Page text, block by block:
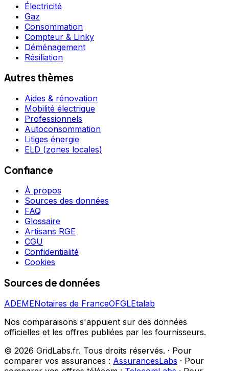
Électricité
Gaz
Consommation
Compteur & Linky
Déménagement
Résiliation
Autres thèmes
Aides & rénovation
Mobilité électrique
Professionnels
Autoconsommation
Litiges énergie
ELD (zones locales)
Confiance
À propos
Sources des données
FAQ
Glossaire
Artisans RGE
CGU
Confidentialité
Cookies
Sources de données
ADEMENotaires de FranceOFGLEtalab
Nos comparaisons s'appuient sur des données
officielles et les offres publiées par les fournisseurs.
© 2026 GridLabs.fr. Tous droits réservés. · Pour
comparer vos assurances : AssurancesLabs · Pour